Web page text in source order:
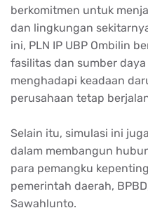
berkomitmen untuk
dan lingkungan
ini, PLN IP UBP Ombilin
fasilitas dan sumber
menghadapi keadaan
perusahaan tetap
Selain itu, simulasi ini
dalam membangun
para pemangku
pemerintah daerah,
Sawahlunto.